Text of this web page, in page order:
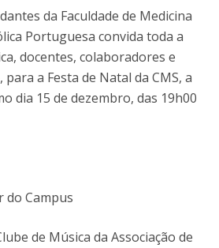
da Faculdade de Medicina
Portuguesa convida toda a
docentes, colaboradores e
a Festa de Natal da CMS, a
dia 15 de dezembro, das 19h00
do Campus
de Música da Associação de